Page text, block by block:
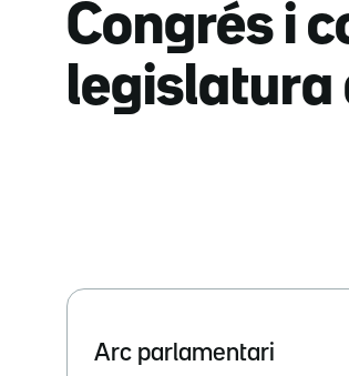
Congrés i
legislatura
Arc parlamentari